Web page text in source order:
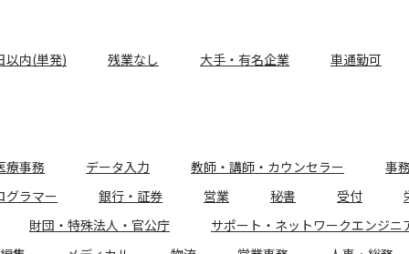
以内(単発) 残業なし 大手・有名企業 車通勤可
療事務 データ入力 教師・講師・カウンセラー 事務
グラマー 銀行・証券 営業 秘書 受付
財団・特殊法人・官公庁 サポート・ネットワークエンジニ